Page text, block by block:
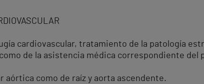
cardiovascular, tratamiento de la patología
de la asistencia médica correspondiente del
aórtica como de raíz y aorta ascendente.